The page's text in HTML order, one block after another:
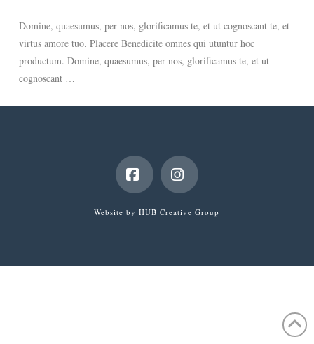
Domine, quaesumus, per nos, glorificamus te, et ut cognoscant te, et
virtus amore tuo. Placere Benedicite omnes qui utuntur hoc
productum. Domine, quaesumus, per nos, glorificamus te, et ut
cognoscant …
FacebookInstagram
Website byHUB Creative Group